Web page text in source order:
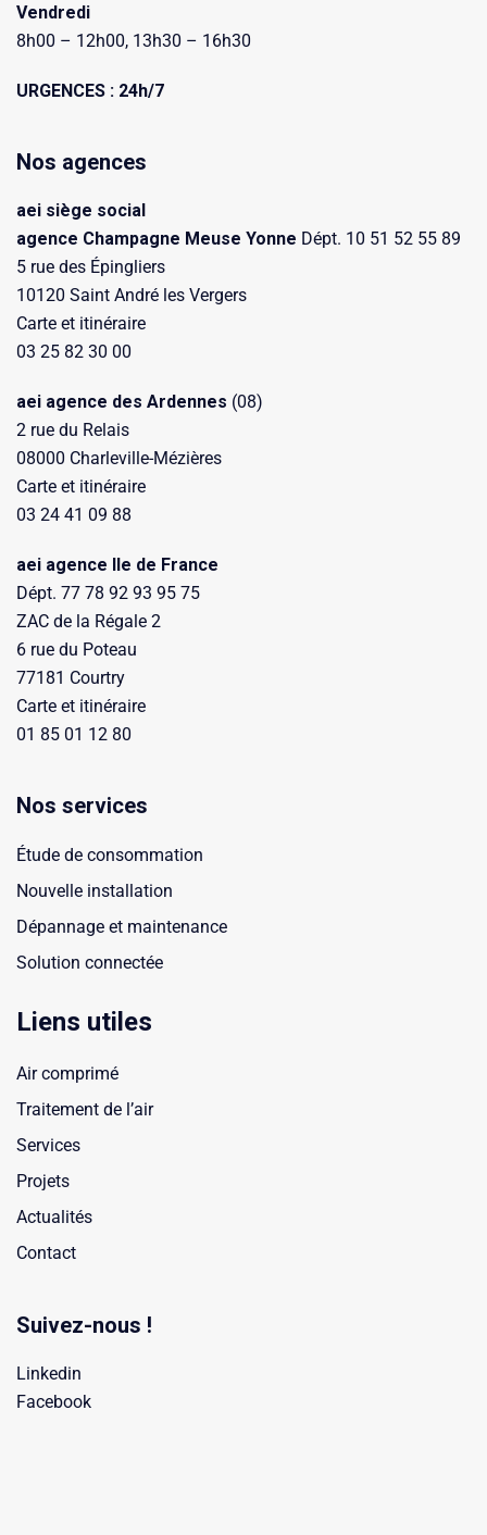
Vendredi
8h00 – 12h00, 13h30 – 16h30
URGENCES : 24h/7
Nos agences
aei siège social
agence Champagne Meuse Yonne Dépt. 10 51 52 55 89
5 rue des Épingliers
10120 Saint André les Vergers
Carte et itinéraire
03 25 82 30 00
aei agence des Ardennes (08)
2 rue du Relais
08000 Charleville-Mézières
Carte et itinéraire
03 24 41 09 88
aei agence Ile de France
Dépt. 77 78 92 93 95 75
ZAC de la Régale 2
6 rue du Poteau
77181 Courtry
Carte et itinéraire
01 85 01 12 80
Nos services
Étude de consommation
Nouvelle installation
Dépannage et maintenance
Solution connectée
Liens utiles
Air comprimé
Traitement de l’air
Services
Projets
Actualités
Contact
Suivez-nous !
Linkedin
Facebook